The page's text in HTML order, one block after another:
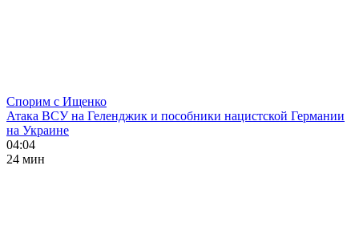
Спорим с Ищенко
Атака ВСУ на Геленджик и пособники нацистской Германии
на Украине
04:04
24 мин